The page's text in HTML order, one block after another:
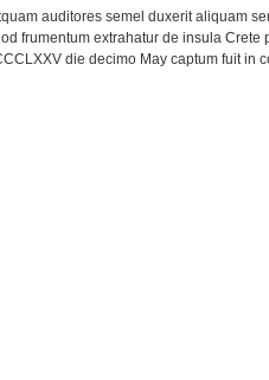
auditores semel duxerit aliquam
frumentum extrahatur de insula
die decimo May captum fuit in